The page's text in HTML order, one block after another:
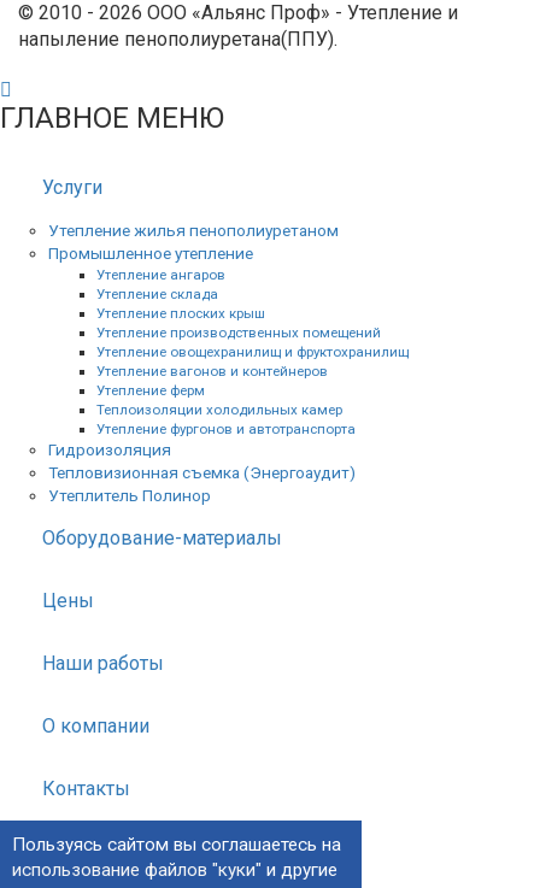
© 2010 - 2026 ООО «Альянс Проф» - Утепление и
напыление пенополиуретана(ППУ).
ГЛАВНОЕ МЕНЮ
Услуги
Утепление жилья пенополиуретаном
Промышленное утепление
Утепление ангаров
Утепление склада
Утепление плоских крыш
Утепление производственных помещений
Утепление овощехранилищ и фруктохранилищ
Утепление вагонов и контейнеров
Утепление ферм
Теплоизоляции холодильных камер
Утепление фургонов и автотранспорта
Гидроизоляция
Тепловизионная съемка (Энергоаудит)
Утеплитель Полинор
Оборудование-материалы
Цены
Наши работы
О компании
Контакты
Пользуясь сайтом вы соглашаетесь на
использование файлов "куки" и другие